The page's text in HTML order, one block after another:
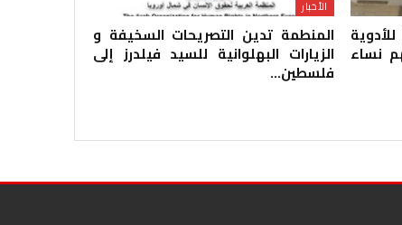
نساء
الأخبار
المنطمة تدين التصريحات السخيفة و
الزيارات البهلوانية للسيد فيلدرز إلى
فلسطين…